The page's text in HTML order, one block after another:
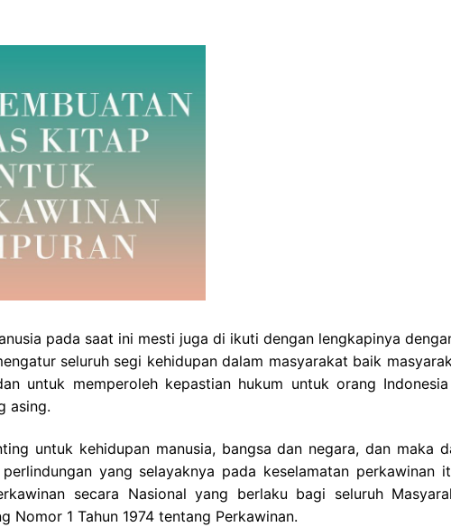
pada saat ini mesti juga di ikuti dengan lengkapinya
seluruh segi kehidupan dalam masyarakat baik
untuk memperoleh kepastian hukum untuk orang
asing.
untuk kehidupan manusia, bangsa dan negara, dan maka
yang selayaknya pada keselamatan perkawinan
secara Nasional yang berlaku bagi seluruh
Nomor 1 Tahun 1974 tentang Perkawinan.